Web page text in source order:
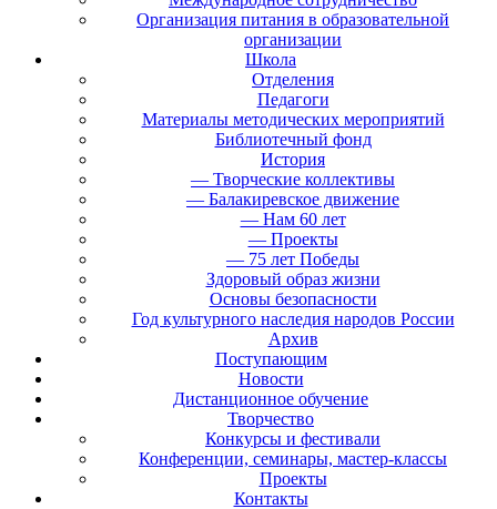
Организация питания в образовательной
организации
Школа
Отделения
Педагоги
Материалы методических мероприятий
Библиотечный фонд
История
— Творческие коллективы
— Балакиревское движение
— Нам 60 лет
— Проекты
— 75 лет Победы
Здоровый образ жизни
Основы безопасности
Год культурного наследия народов России
Архив
Поступающим
Новости
Дистанционное обучение
Творчество
Конкурсы и фестивали
Конференции, семинары, мастер-классы
Проекты
Контакты